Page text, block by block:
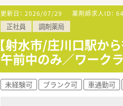
【法人特徴について】
■地域に根ざした薬局
■質の高い医療サービ
■従業員の働きやす
【こんな取り組みをし
■患者様の利便性向上
■従業員の知識向上の
■仕事とプライベート
更新日： 2026/07/29 薬剤師求人ID：
正社員 調剤薬局
【射水市/庄川口駅か
午前中のみ／ワーク
未経験可 ブランク可 車通勤可